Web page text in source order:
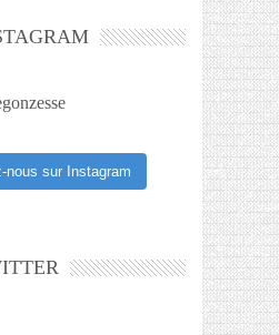
nous sur Instagram